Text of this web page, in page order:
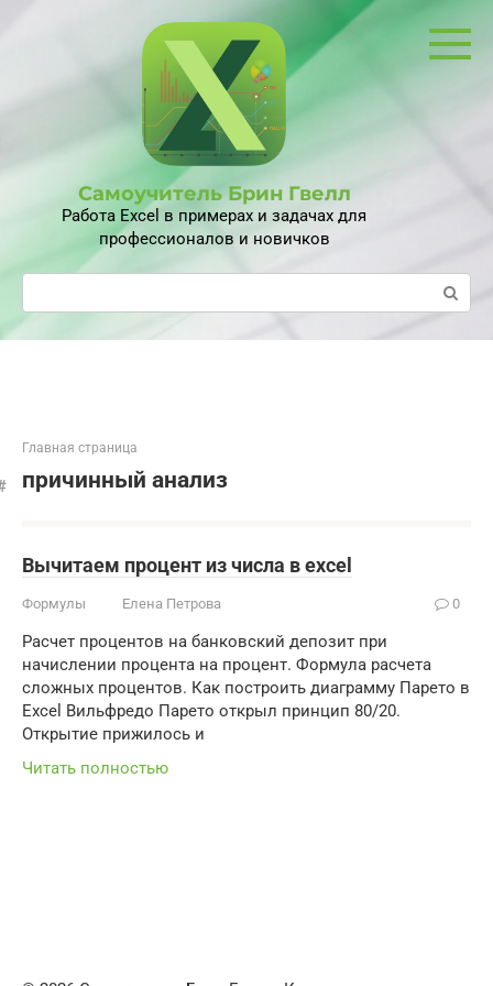
Самоучитель Брин Гвелл
Работа Excel в примерах и задачах для
профессионалов и новичков
Поиск:
Главная страница
причинный анализ
Вычитаем процент из числа в excel
Формулы Елена Петрова 0
Расчет процентов на банковский депозит при
начислении процента на процент. Формула расчета
сложных процентов. Как построить диаграмму Парето в
Excel Вильфредо Парето открыл принцип 80/20.
Открытие прижилось и
Читать полностью